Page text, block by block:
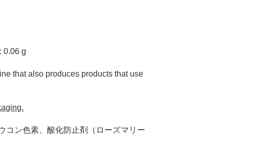
0.06 g
that also produces products that use
コン色素、酸化防止剤（ローズマリー